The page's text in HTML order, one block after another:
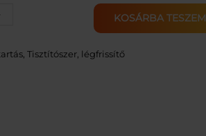
KOSÁRBA TESZEM
Tisztítószer, légfrissítő